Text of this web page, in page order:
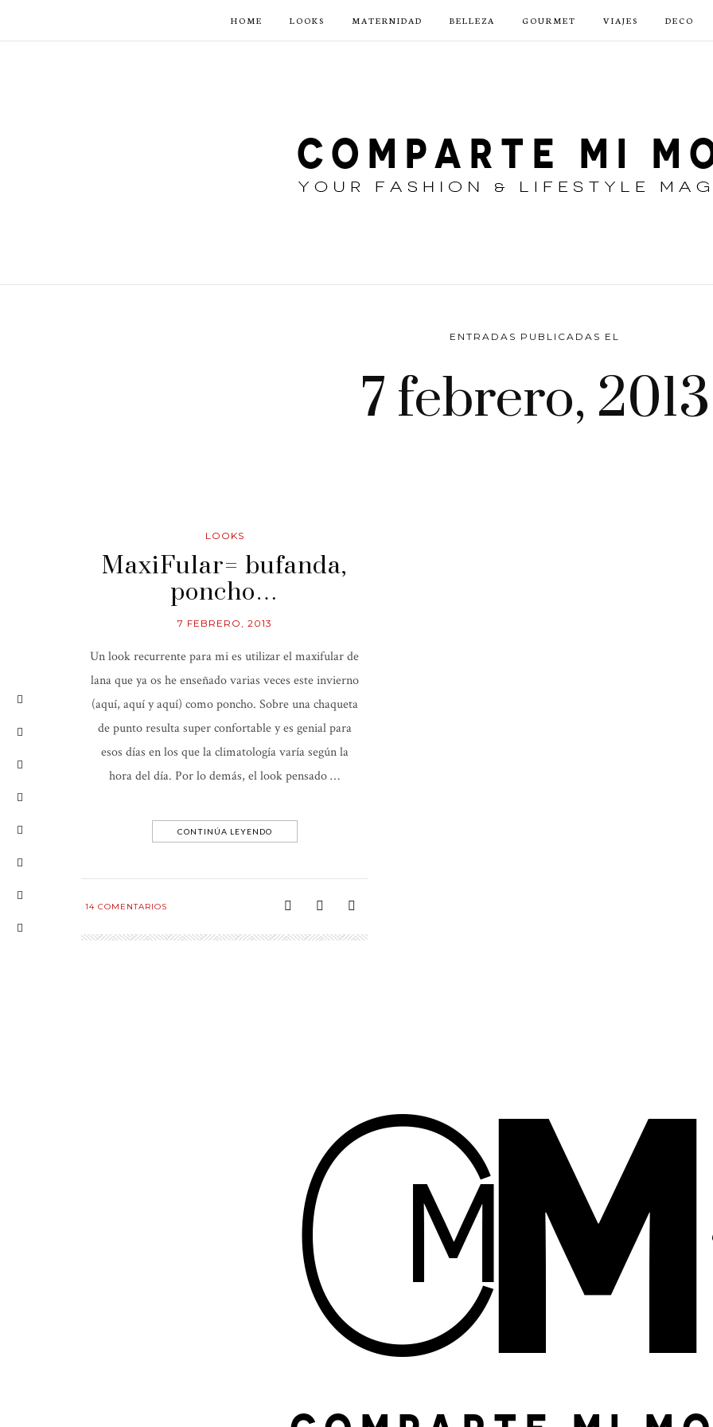
HOME LOOKS MATERNIDAD BELLEZA GOURMET VIAJES DECO
ENTRADAS PUBLICADAS EL
7 febrero, 2013
LOOKS
MaxiFular= bufanda,
poncho…
7 FEBRERO, 2013
Un look recurrente para mi es utilizar el maxifular de
lana que ya os he enseñado varias veces este invierno
(aquí, aquí y aquí) como poncho. Sobre una chaqueta
de punto resulta super confortable y es genial para
esos días en los que la climatología varía según la
hora del día. Por lo demás, el look pensado …
CONTINÚA LEYENDO
14 COMENTARIOS